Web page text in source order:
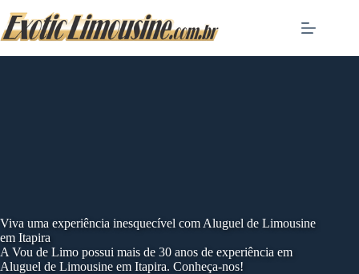
to
content
Viva uma experiência inesquecível com Aluguel de Limousine
em Itapira
A Vou de Limo possui mais de 30 anos de experiência em
Aluguel de Limousine em Itapira. Conheça-nos!